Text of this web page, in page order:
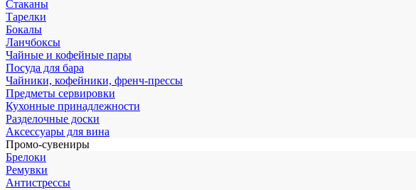
Стаканы
Тарелки
Бокалы
Ланчбоксы
Чайные и кофейные пары
Посуда для бара
Чайники, кофейники, френч-прессы
Предметы сервировки
Кухонные принадлежности
Разделочные доски
Аксессуары для вина
Промо-сувениры
Брелоки
Ремувки
Антистрессы